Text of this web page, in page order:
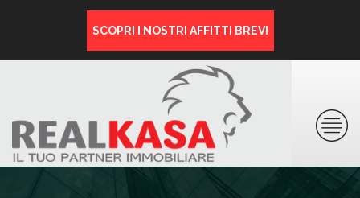
SCOPRI I NOSTRI AFFITTI BREVI